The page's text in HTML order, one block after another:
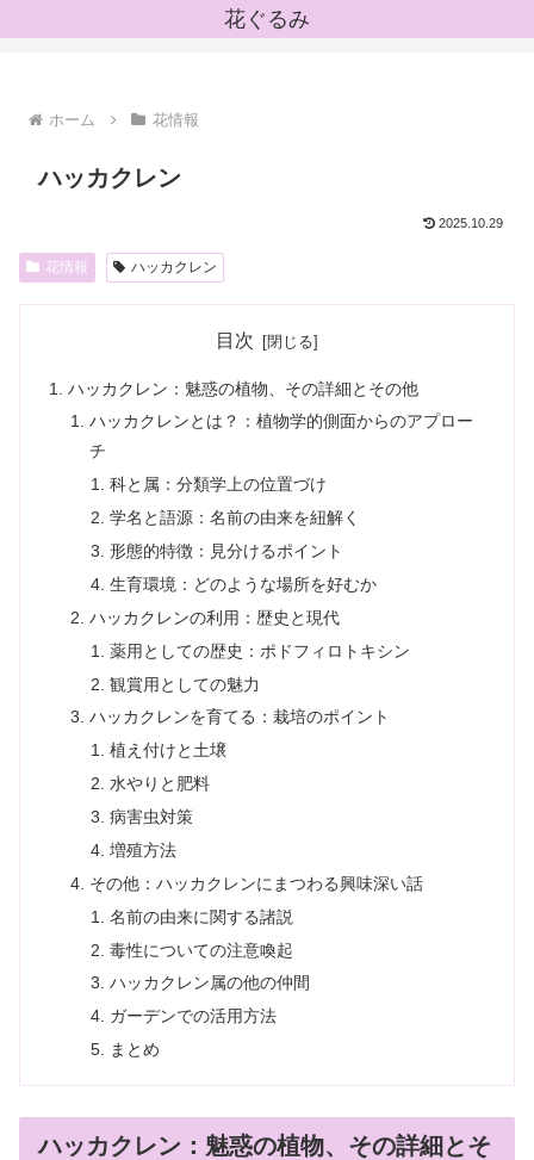
花ぐるみ
ホーム 花情報
ハッカクレン
2025.10.29
花情報 ハッカクレン
目次
ハッカクレン：魅惑の植物、その詳細とその他
ハッカクレンとは？：植物学的側面からのアプロー
チ
科と属：分類学上の位置づけ
学名と語源：名前の由来を紐解く
形態的特徴：見分けるポイント
生育環境：どのような場所を好むか
ハッカクレンの利用：歴史と現代
薬用としての歴史：ポドフィロトキシン
観賞用としての魅力
ハッカクレンを育てる：栽培のポイント
植え付けと土壌
水やりと肥料
病害虫対策
増殖方法
その他：ハッカクレンにまつわる興味深い話
名前の由来に関する諸説
毒性についての注意喚起
ハッカクレン属の他の仲間
ガーデンでの活用方法
まとめ
ハッカクレン：魅惑の植物、その詳細とそ